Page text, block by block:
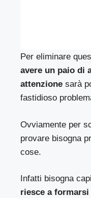
Per eliminare
avere un paio di
attenzione sarà
fastidioso
Ovviamente per
provare bisogna
cose.
Infatti bisogna
riesce a